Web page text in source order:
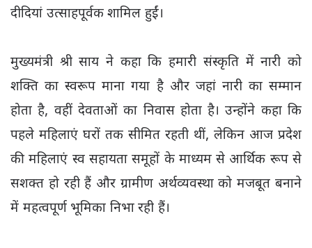
दीदियां उत्साहपूर्वक शामिल हुईं।
मुख्यमंत्री श्री साय ने कहा कि हमारी संस्कृति में नारी को
शक्ति का स्वरूप माना गया है और जहां नारी का सम्मान
होता है, वहीं देवताओं का निवास होता है। उन्होंने कहा कि
पहले महिलाएं घरों तक सीमित रहती थीं, लेकिन आज प्रदेश
की महिलाएं स्व सहायता समूहों के माध्यम से आर्थिक रूप से
सशक्त हो रही हैं और ग्रामीण अर्थव्यवस्था को मजबूत बनाने
में महत्वपूर्ण भूमिका निभा रही हैं।